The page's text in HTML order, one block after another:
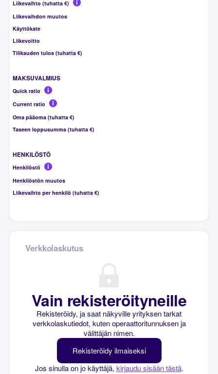
Liikevaihto (tuhatta €)
Liikevaihdon muutos
Käyttökate
Liikevoitto
Tilikauden tulos (tuhatta €)
MAKSUVALMIUS
Quick ratio
Current ratio
Oma pääoma (tuhatta €)
Taseen loppusumma (tuhatta €)
HENKILÖSTÖ
Henkilöstö
Henkilöstön muutos
Liikevaihto per henkilö (tuhatta €)
Verkkolaskutus
Vain rekisteröityneille
Rekisteröidy, ja saat näkyville yrityksen tarkat
verkkolaskutiedot, kuten operaattoritunnuksen ja
välittäjän nimen.
Rekisteröidy ilmaiseksi
Jos sinulla on jo käyttäjä, kirjaudu sisään tästä.